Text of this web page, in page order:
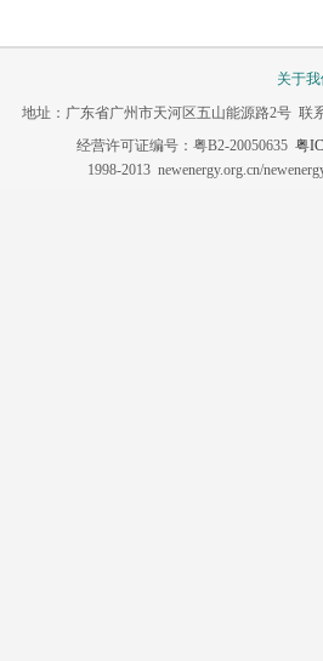
关于
地址：广东省广州市天河区五山能源路2号 联
经营许可证编号：粤B2-20050635 粤
1998-2013 newenergy.org.cn/